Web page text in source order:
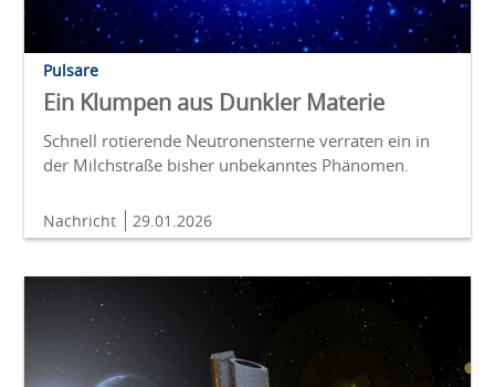
Pulsare
Ein Klumpen aus Dunkler Materie
Schnell rotierende Neutronensterne verraten ein in
der Milchstraße bisher unbekanntes Phänomen.
Nachricht 29.01.2026